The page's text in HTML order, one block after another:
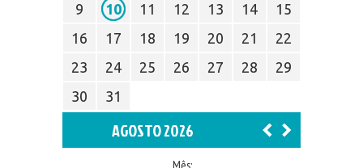
9
10 11 12 13 14
15
16
17 18 19 20 21
22
23
24 25 26 27 28
29
30
31
AGOSTO 2026